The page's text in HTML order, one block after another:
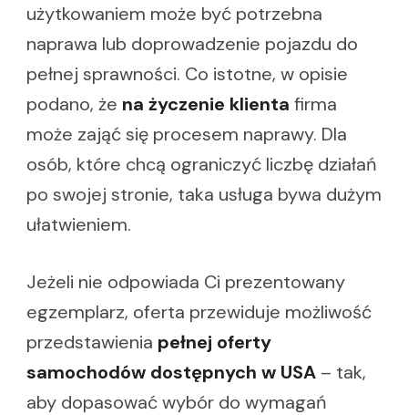
użytkowaniem może być potrzebna
naprawa lub doprowadzenie pojazdu do
pełnej sprawności. Co istotne, w opisie
podano, że na życzenie klienta firma
może zająć się procesem naprawy. Dla
osób, które chcą ograniczyć liczbę działań
po swojej stronie, taka usługa bywa dużym
ułatwieniem.
Jeżeli nie odpowiada Ci prezentowany
egzemplarz, oferta przewiduje możliwość
przedstawienia pełnej oferty
samochodów dostępnych w USA – tak,
aby dopasować wybór do wymagań